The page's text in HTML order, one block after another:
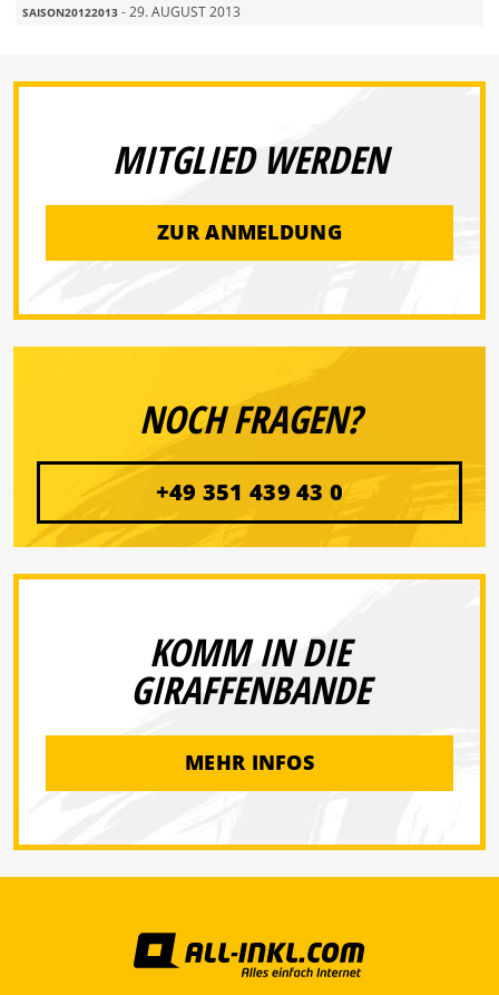
SAISON20122013 - 29. AUGUST 2013
MITGLIED WERDEN
ZUR ANMELDUNG
NOCH FRAGEN?
+49 351 439 43 0
KOMM IN DIE
GIRAFFENBANDE
MEHR INFOS